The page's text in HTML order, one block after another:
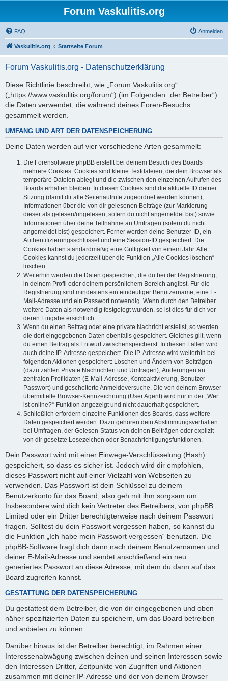
Forum Vaskulitis.org
FAQ Anmelden
Vaskulitis.org Startseite Forum
Forum Vaskulitis.org - Datenschutzerklärung
Diese Richtlinie beschreibt, wie „Forum Vaskulitis.org“
(„https://www.vaskulitis.org/forum“) (im Folgenden „der Betreiber“)
die Daten verwendet, die während deines Foren-Besuchs
gesammelt werden.
UMFANG UND ART DER DATENSPEICHERUNG
Deine Daten werden auf vier verschiedene Arten gesammelt:
Die Forensoftware phpBB erstellt bei deinem Besuch des Boards
mehrere Cookies. Cookies sind kleine Textdateien, die dein Browser als
temporäre Dateien ablegt und die zwischen den einzelnen Aufrufen des
Boards erhalten bleiben. In diesen Cookies sind die aktuelle ID deiner
Sitzung (damit dir alle Seitenaufrufe zugeordnet werden können),
Informationen über die von dir gelesenen Beiträge (zur Markierung
dieser als gelesen/ungelesen; sofern du nicht angemeldet bist) sowie
Informationen über deine Teilnahme an Umfragen (sofern du nicht
angemeldet bist) gespeichert. Ferner werden deine Benutzer-ID, ein
Authentifizierungsschlüssel und eine Session-ID gespeichert. Die
Cookies haben standardmäßig eine Gültigkeit von einem Jahr. Alle
Cookies kannst du jederzeit über die Funktion „Alle Cookies löschen“
löschen.
Weiterhin werden die Daten gespeichert, die du bei der Registrierung,
in deinem Profil oder deinem persönlichem Bereich angibst. Für die
Registrierung sind mindestens ein eindeutiger Benutzername, eine E-
Mail-Adresse und ein Passwort notwendig. Wenn durch den Betreiber
weitere Daten als notwendig festgelegt wurden, so ist dies für dich vor
deren Eingabe ersichtlich.
Wenn du einen Beitrag oder eine private Nachricht erstellst, so werden
die dort eingegebenen Daten ebenfalls gespeichert. Gleiches gilt, wenn
du einen Beitrag als Entwurf zwischenspeicherst. In diesen Fällen wird
auch deine IP-Adresse gespeichert. Die IP-Adresse wird weiterhin bei
folgenden Aktionen gespeichert: Löschen und Ändern von Beiträgen
(dazu zählen Private Nachrichten und Umfragen), Änderungen an
zentralen Profildaten (E-Mail-Adresse, Kontoaktivierung, Benutzer-
Passwort) und gescheiterte Anmeldeversuche. Die von deinem Browser
übermittelte Browser-Kennzeichnung (User Agent) wird nur in der „Wer
ist online?“-Funktion angezeigt und nicht dauerhaft gespeichert.
Schließlich erfordern einzelne Funktionen des Boards, dass weitere
Daten gespeichert werden. Dazu gehören dein Abstimmungsverhalten
bei Umfragen, der Gelesen-Status von deinen Beiträgen oder explizit
von dir gesetzte Lesezeichen oder Benachrichtigungsfunktionen.
Dein Passwort wird mit einer Einwege-Verschlüsselung (Hash)
gespeichert, so dass es sicher ist. Jedoch wird dir empfohlen,
dieses Passwort nicht auf einer Vielzahl von Webseiten zu
verwenden. Das Passwort ist dein Schlüssel zu deinem
Benutzerkonto für das Board, also geh mit ihm sorgsam um.
Insbesondere wird dich kein Vertreter des Betreibers, von phpBB
Limited oder ein Dritter berechtigterweise nach deinem Passwort
fragen. Solltest du dein Passwort vergessen haben, so kannst du
die Funktion „Ich habe mein Passwort vergessen“ benutzen. Die
phpBB-Software fragt dich dann nach deinem Benutzernamen und
deiner E-Mail-Adresse und sendet anschließend ein neu
generiertes Passwort an diese Adresse, mit dem du dann auf das
Board zugreifen kannst.
GESTATTUNG DER DATENSPEICHERUNG
Du gestattest dem Betreiber, die von dir eingegebenen und oben
näher spezifizierten Daten zu speichern, um das Board betreiben
und anbieten zu können.
Darüber hinaus ist der Betreiber berechtigt, im Rahmen einer
Interessenabwägung zwischen deinen und seinen Interessen sowie
den Interessen Dritter, Zeitpunkte von Zugriffen und Aktionen
zusammen mit deiner IP-Adresse und der von deinem Browser